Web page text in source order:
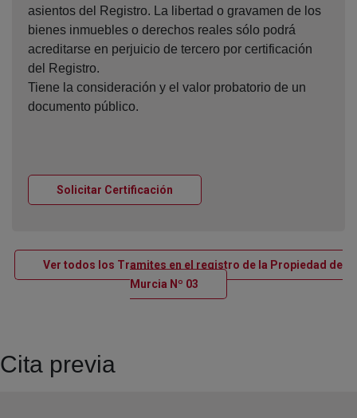
asientos del Registro. La libertad o gravamen de los
bienes inmuebles o derechos reales sólo podrá
acreditarse en perjuicio de tercero por certificación
del Registro.
Tiene la consideración y el valor probatorio de un
documento público.
Solicitar Certificación
Ver todos los Tramites en el registro de la Propiedad de
Murcia Nº 03 Ventana nueva
Cita previa